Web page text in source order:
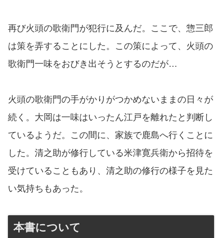
再び火頭の歌衛門が犯行に及んだ。ここで、惣三郎
は策を弄することにした。この策によって、火頭の
歌衛門一味をおびき出そうとするのだが…
火頭の歌衛門の手がかりがつかめないままの日々が
続く。大岡は一味はいったん江戸を離れたと判断し
ているようだ。この間に、家族で鹿島へ行くことに
した。清之助が修行している米津寛兵衛から招待を
受けていることもあり、清之助の修行の様子を見た
い気持ちもあった。
本書について